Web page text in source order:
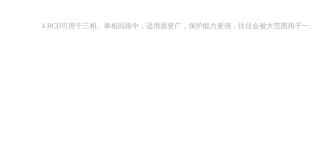
4.RCD可用于三相、单相回路中，适用面更广，保护能力更强，往往会被大范围用于一